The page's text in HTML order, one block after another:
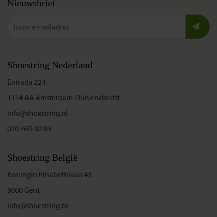
Nieuwsbrief
Shoestring Nederland
Entrada 224
1114 AA Amsterdam-Duivendrecht
info@shoestring.nl
020-685 02 03
Shoestring België
Koningin Elisabethlaan 45
9000 Gent
info@shoestring.be